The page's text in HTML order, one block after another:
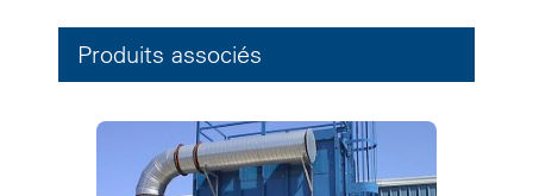
Produits associés